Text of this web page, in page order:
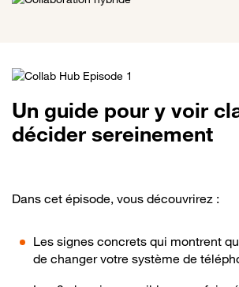
Un guide pour y voir
décider sereinement
Dans cet épisode, vous découvrirez :
Les signes concrets qui montrent
de changer votre système de